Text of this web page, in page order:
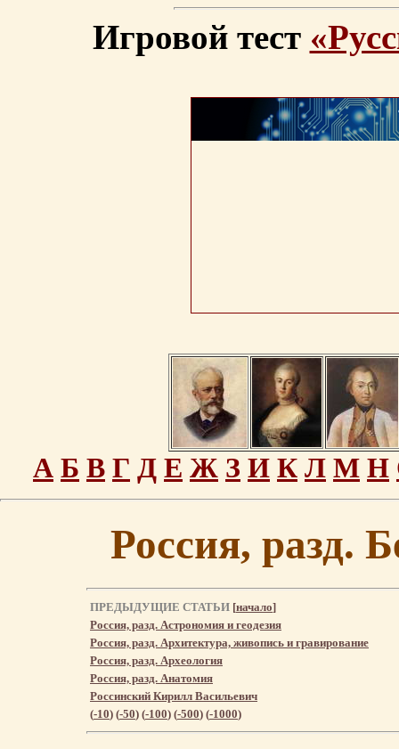
Игровой тест
А Б В Г Д Е Ж З И К Л М Н
Россия, разд.
ПРЕДЫДУЩИЕ СТАТЬИ [начало]
Россия, разд. Астрономия и геодезия
Россия, разд. Архитектура, живопись и гравирование
Россия, разд. Археология
Россия, разд. Анатомия
Россинский Кирилл Васильевич
(-10) (-50) (-100) (-500) (-1000)